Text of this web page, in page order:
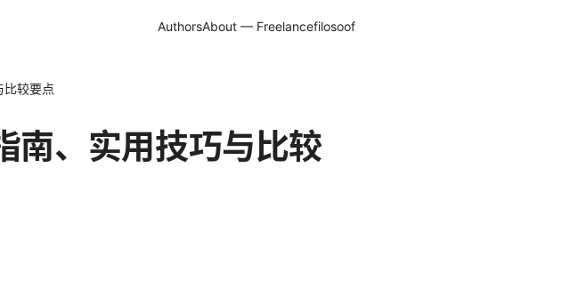
AuthorsAbout — Freelancefilosoof
较要点
、实用技巧与比较